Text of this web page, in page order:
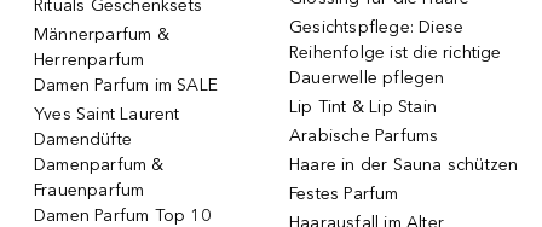
Rituals Geschenksets
Männerparfum &
Herrenparfum
Damen Parfum im SALE
Yves Saint Laurent
Damendüfte
Damenparfum &
Frauenparfum
Damen Parfum Top 10
Gesichtspflege: Diese
Reihenfolge ist die richtige
Dauerwelle pflegen
Lip Tint & Lip Stain
Arabische Parfums
Haare in der Sauna schützen
Festes Parfum
Haarausfall im Alter